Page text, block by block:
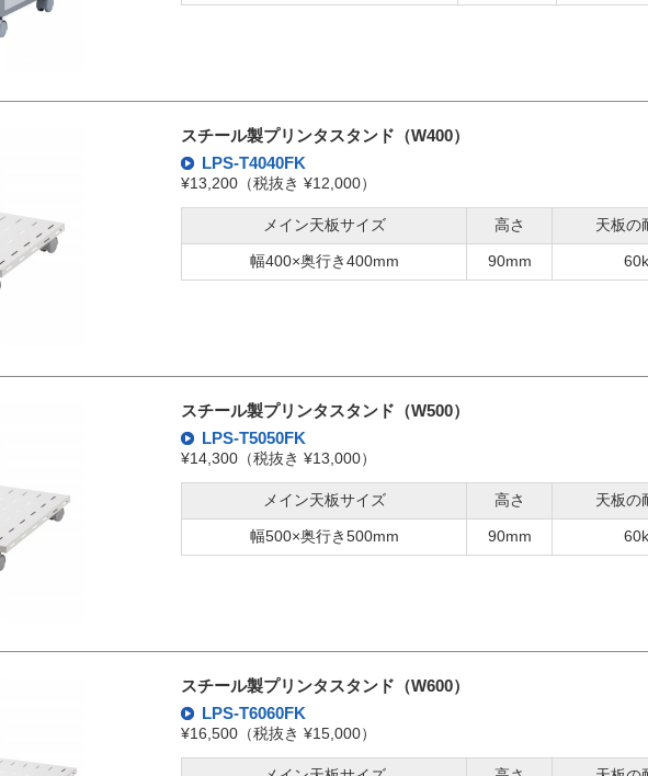
スチール製プリンタスタンド（W400）
LPS-T4040FK
¥13,200（税抜き ¥12,000）
メイン天板サイズ 高さ 天板の
幅400×奥行き400mm 90mm
スチール製プリンタスタンド（W500）
LPS-T5050FK
¥14,300（税抜き ¥13,000）
メイン天板サイズ 高さ 天板の
幅500×奥行き500mm 90mm
スチール製プリンタスタンド（W600）
LPS-T6060FK
¥16,500（税抜き ¥15,000）